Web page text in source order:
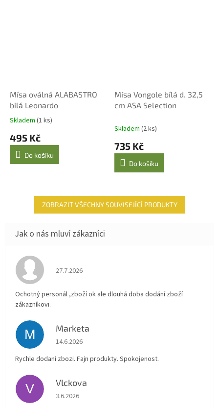
Mísa oválná ALABASTRO
bílá Leonardo
Průměrné
produktu
4,0
Skladem (1 ks)
495 Kč
Do košíku
Mísa Vongole bílá d. 32,5
cm ASA Selection
Skladem (2 ks)
735 Kč
Do košíku
ZOBRAZIT VŠECHNY SOUVISEJÍCÍ PRODUKTY
Hodnocení obchodu je 4 z 5 hvězdiček.
27.7.2026
Ochotný personál ,zboží ok ale dlouhá doba dodání zboží
zákazníkovi.
M Marketa
Hodnocení obchodu je 5 z 5 hvězdiček.
14.6.2026
Rychle dodani zbozi. Fajn produkty. Spokojenost.
V Vlckova
Hodnocení obchodu je 5 z 5 hvězdiček.
3.6.2026